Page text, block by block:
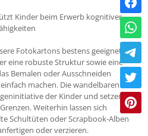
Kinder beim Erwerb kognitiver
Fotokartons bestens geeignet.
eine robuste Struktur sowie eine
Bemalen oder Ausschneiden
machen. Die wandelbaren
der Kinder und setzen
Weiterhin lassen sich
Schultüten oder Scrapbook-Alben
oder verzieren.